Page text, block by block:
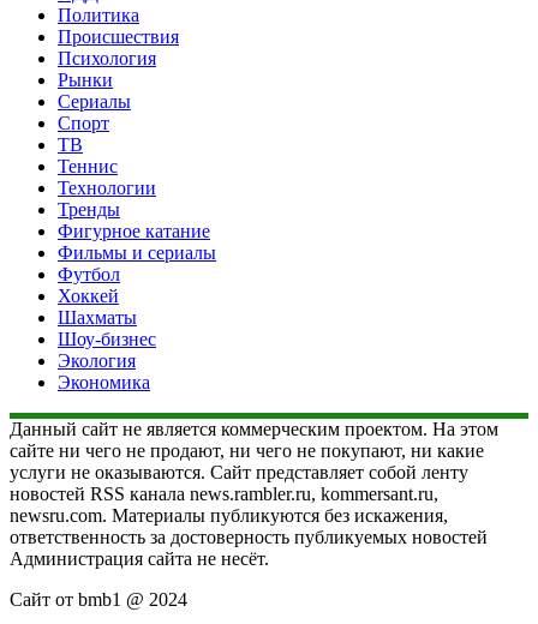
Политика
Происшествия
Психология
Рынки
Сериалы
Спорт
ТВ
Теннис
Технологии
Тренды
Фигурное катание
Фильмы и сериалы
Футбол
Хоккей
Шахматы
Шоу-бизнес
Экология
Экономика
Данный сайт не является коммерческим проектом. На этом
сайте ни чего не продают, ни чего не покупают, ни какие
услуги не оказываются. Сайт представляет собой ленту
новостей RSS канала news.rambler.ru, kommersant.ru,
newsru.com. Материалы публикуются без искажения,
ответственность за достоверность публикуемых новостей
Администрация сайта не несёт.
Сайт от bmb1 @ 2024